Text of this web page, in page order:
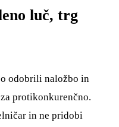
luč, trg
odobrili naložbo in
protikonkurenčno.
in ne pridobi